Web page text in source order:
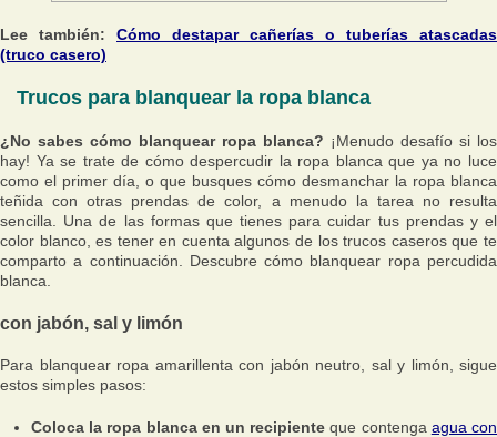
Lee también: Cómo destapar cañerías o tuberías atascadas
(truco casero)
Trucos para blanquear la ropa blanca
¿No sabes cómo blanquear ropa blanca? ¡Menudo desafío si los
hay! Ya se trate de cómo despercudir la ropa blanca que ya no luce
como el primer día, o que busques cómo desmanchar la ropa blanca
teñida con otras prendas de color, a menudo la tarea no resulta
sencilla. Una de las formas que tienes para cuidar tus prendas y el
color blanco, es tener en cuenta algunos de los trucos caseros que te
comparto a continuación. Descubre cómo blanquear ropa percudida
blanca.
con jabón, sal y limón
Para blanquear ropa amarillenta con jabón neutro, sal y limón, sigue
estos simples pasos:
Coloca la ropa blanca en un recipiente que contenga agua con